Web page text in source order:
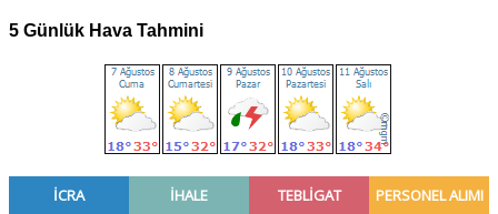
5 Günlük Hava Tahmini